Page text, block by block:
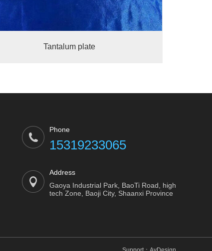
Tantalum plate
Phone
15319233065
Address
Gaoya Industrial Park, BaoTi Road, high
tech Zone, Baoji City, Shaanxi Province